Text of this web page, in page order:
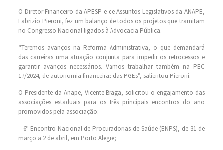
O Diretor Financeiro da APESP e de Assuntos Legislativos da ANAPE,
Fabrizio Pieroni, fez um balanço de todos os projetos que tramitam
no Congresso Nacional ligados à Advocacia Pública.
“Teremos avanços na Reforma Administrativa, o que demandará
das carreiras uma atuação conjunta para impedir os retrocessos e
garantir avanços necessários. Vamos trabalhar também na PEC
17/2024, de autonomia financeiras das PGEs”, salientou Pieroni.
O Presidente da Anape, Vicente Braga, solicitou o engajamento das
associações estaduais para os três principais encontros do ano
promovidos pela associação:
– 6º Encontro Nacional de Procuradorias de Saúde (ENPS), de 31 de
março a 2 de abril, em Porto Alegre;